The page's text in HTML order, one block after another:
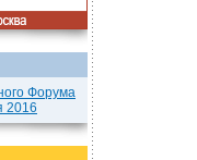
Форума
2016